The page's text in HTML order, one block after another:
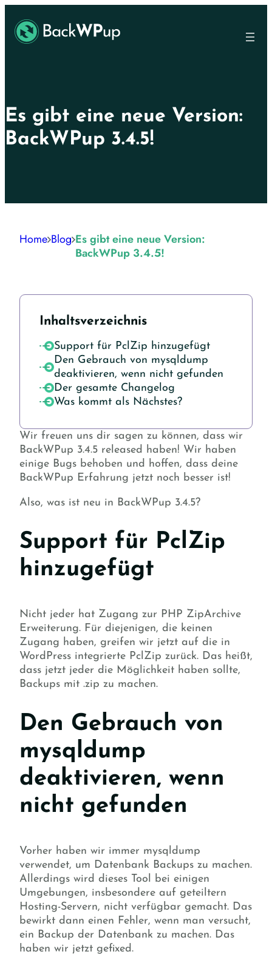
main
content
Es gibt eine neue Version:
BackWPup 3.4.5!
Home Blog Es gibt eine neue Version:
BackWPup 3.4.5!
Inhaltsverzeichnis
Support für PclZip hinzugefügt
Den Gebrauch von mysqldump
deaktivieren, wenn nicht gefunden
Der gesamte Changelog
Was kommt als Nächstes?
Wir freuen uns dir sagen zu können, dass wir
BackWPup 3.4.5 released haben! Wir haben
einige Bugs behoben und hoffen, dass deine
BackWPup Erfahrung jetzt noch besser ist!
Also, was ist neu in BackWPup 3.4.5?
Support für PclZip
hinzugefügt
Nicht jeder hat Zugang zur PHP ZipArchive
Erweiterung. Für diejenigen, die keinen
Zugang haben, greifen wir jetzt auf die in
WordPress integrierte PclZip zurück. Das heißt,
dass jetzt jeder die Möglichkeit haben sollte,
Backups mit .zip zu machen.
Den Gebrauch von
mysqldump
deaktivieren, wenn
nicht gefunden
Vorher haben wir immer mysqldump
verwendet, um Datenbank Backups zu machen.
Allerdings wird dieses Tool bei einigen
Umgebungen, insbesondere auf geteiltern
Hosting-Servern, nicht verfügbar gemacht. Das
bewirkt dann einen Fehler, wenn man versucht,
ein Backup der Datenbank zu machen. Das
haben wir jetzt gefixed.